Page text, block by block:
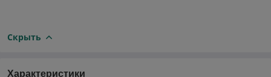
Скрыть
Характеристики